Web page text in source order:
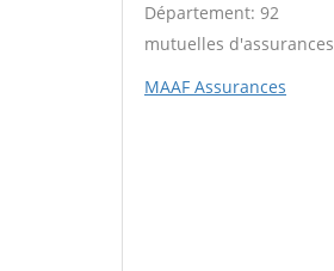
Département: 92
mutuelles d'assurances
MAAF Assurances